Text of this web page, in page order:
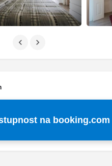
na booking.com